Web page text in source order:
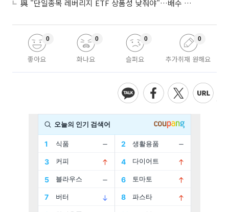
與 "단일종목 레버리지 ETF 상품성 낮춰야"…배수 조정안도 거론
좋아요
0
화나요
0
슬퍼요
0
추가취재 원해요
0